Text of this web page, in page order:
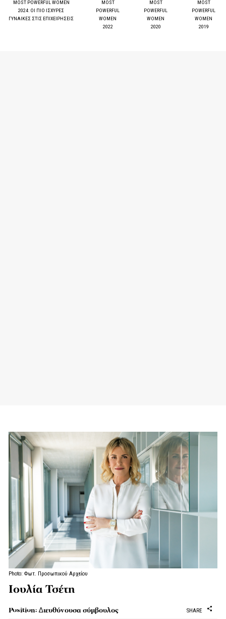
MOST POWERFUL WOMEN
2024: ΟΙ ΠΙΟ ΙΣΧΥΡΕΣ
ΓΥΝΑΙΚΕΣ ΣΤΙΣ ΕΠΙΧΕΙΡΗΣΕΙΣ
MOST
POWERFUL
WOMEN
2022
MOST
POWERFUL
WOMEN
2020
MOST
POWERFUL
WOMEN
2019
Photo: Φωτ. Προσωπικού Αρχείου
Ιουλία Τσέτη
SHARE
Position: ∆ιευθύνουσα σύµβουλος